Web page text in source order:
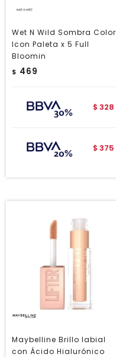
Wet N Wild Sombra Color
Icon Paleta x 5 Full
Bloomin
$ 469
$ 328
$ 375
Maybelline Brillo labial
con Ácido Hialurónico